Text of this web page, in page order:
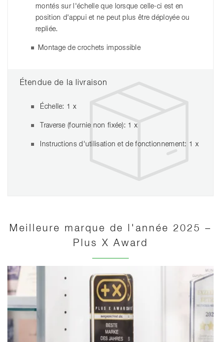
montés sur l'échelle que lorsque celle-ci est en
position d'appui et ne peut plus être déployée ou
repliée.
Montage de crochets impossible
Étendue de la livraison
Échelle: 1 x
Traverse (fournie non fixée): 1 x
Instructions d'utilisation et de fonctionnement: 1 x
Meilleure marque de l'année 2025 –
Plus X Award